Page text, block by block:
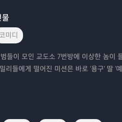
미디
들이 모인 교도소 7번방에 이상한 놈이
리들에게 떨어진 미션은 바로 '용구' 딸 '